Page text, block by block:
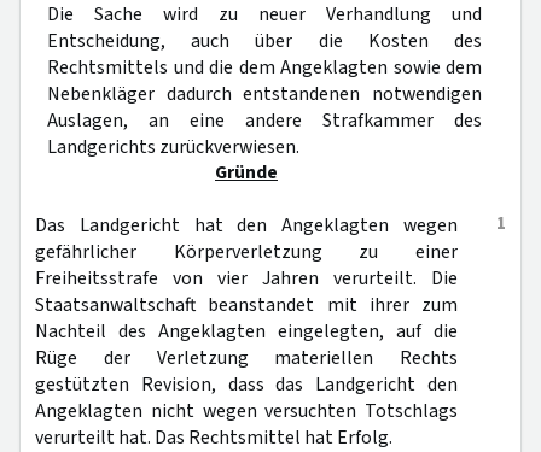
Die Sache wird zu neuer Verhandlung und
Entscheidung, auch über die Kosten des
Rechtsmittels und die dem Angeklagten sowie dem
Nebenkläger dadurch entstandenen notwendigen
Auslagen, an eine andere Strafkammer des
Landgerichts zurückverwiesen.
Gründe
1
Das Landgericht hat den Angeklagten wegen
gefährlicher Körperverletzung zu einer
Freiheitsstrafe von vier Jahren verurteilt. Die
Staatsanwaltschaft beanstandet mit ihrer zum
Nachteil des Angeklagten eingelegten, auf die
Rüge der Verletzung materiellen Rechts
gestützten Revision, dass das Landgericht den
Angeklagten nicht wegen versuchten Totschlags
verurteilt hat. Das Rechtsmittel hat Erfolg.